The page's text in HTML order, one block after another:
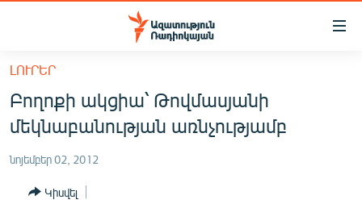
Մատչելիության
հիմնական
բովանդակությանը
Անցնել
հիմնական
մենյուին
ՀԱՅԱՍՏԱՆ
ՔԱՂԱՔԱԿԱՆ
ԸՆՏՐՈՒԹՅՈՒՆՆԵՐ 2026
ԻՐԱՎՈՒՆՔ
ԼՈՒՐԵՐ
Բողոքի ակցիա՝ Թովմասյանի
մեկնաբանության առնչությամբ
նոյեմբեր 02, 2012
Կիսվել